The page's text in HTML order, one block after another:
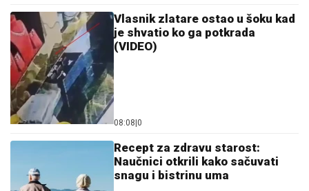
Vlasnik zlatare ostao u šoku kad
je shvatio ko ga potkrada
(VIDEO)
08:08 0
Recept za zdravu starost:
Naučnici otkrili kako sačuvati
snagu i bistrinu uma